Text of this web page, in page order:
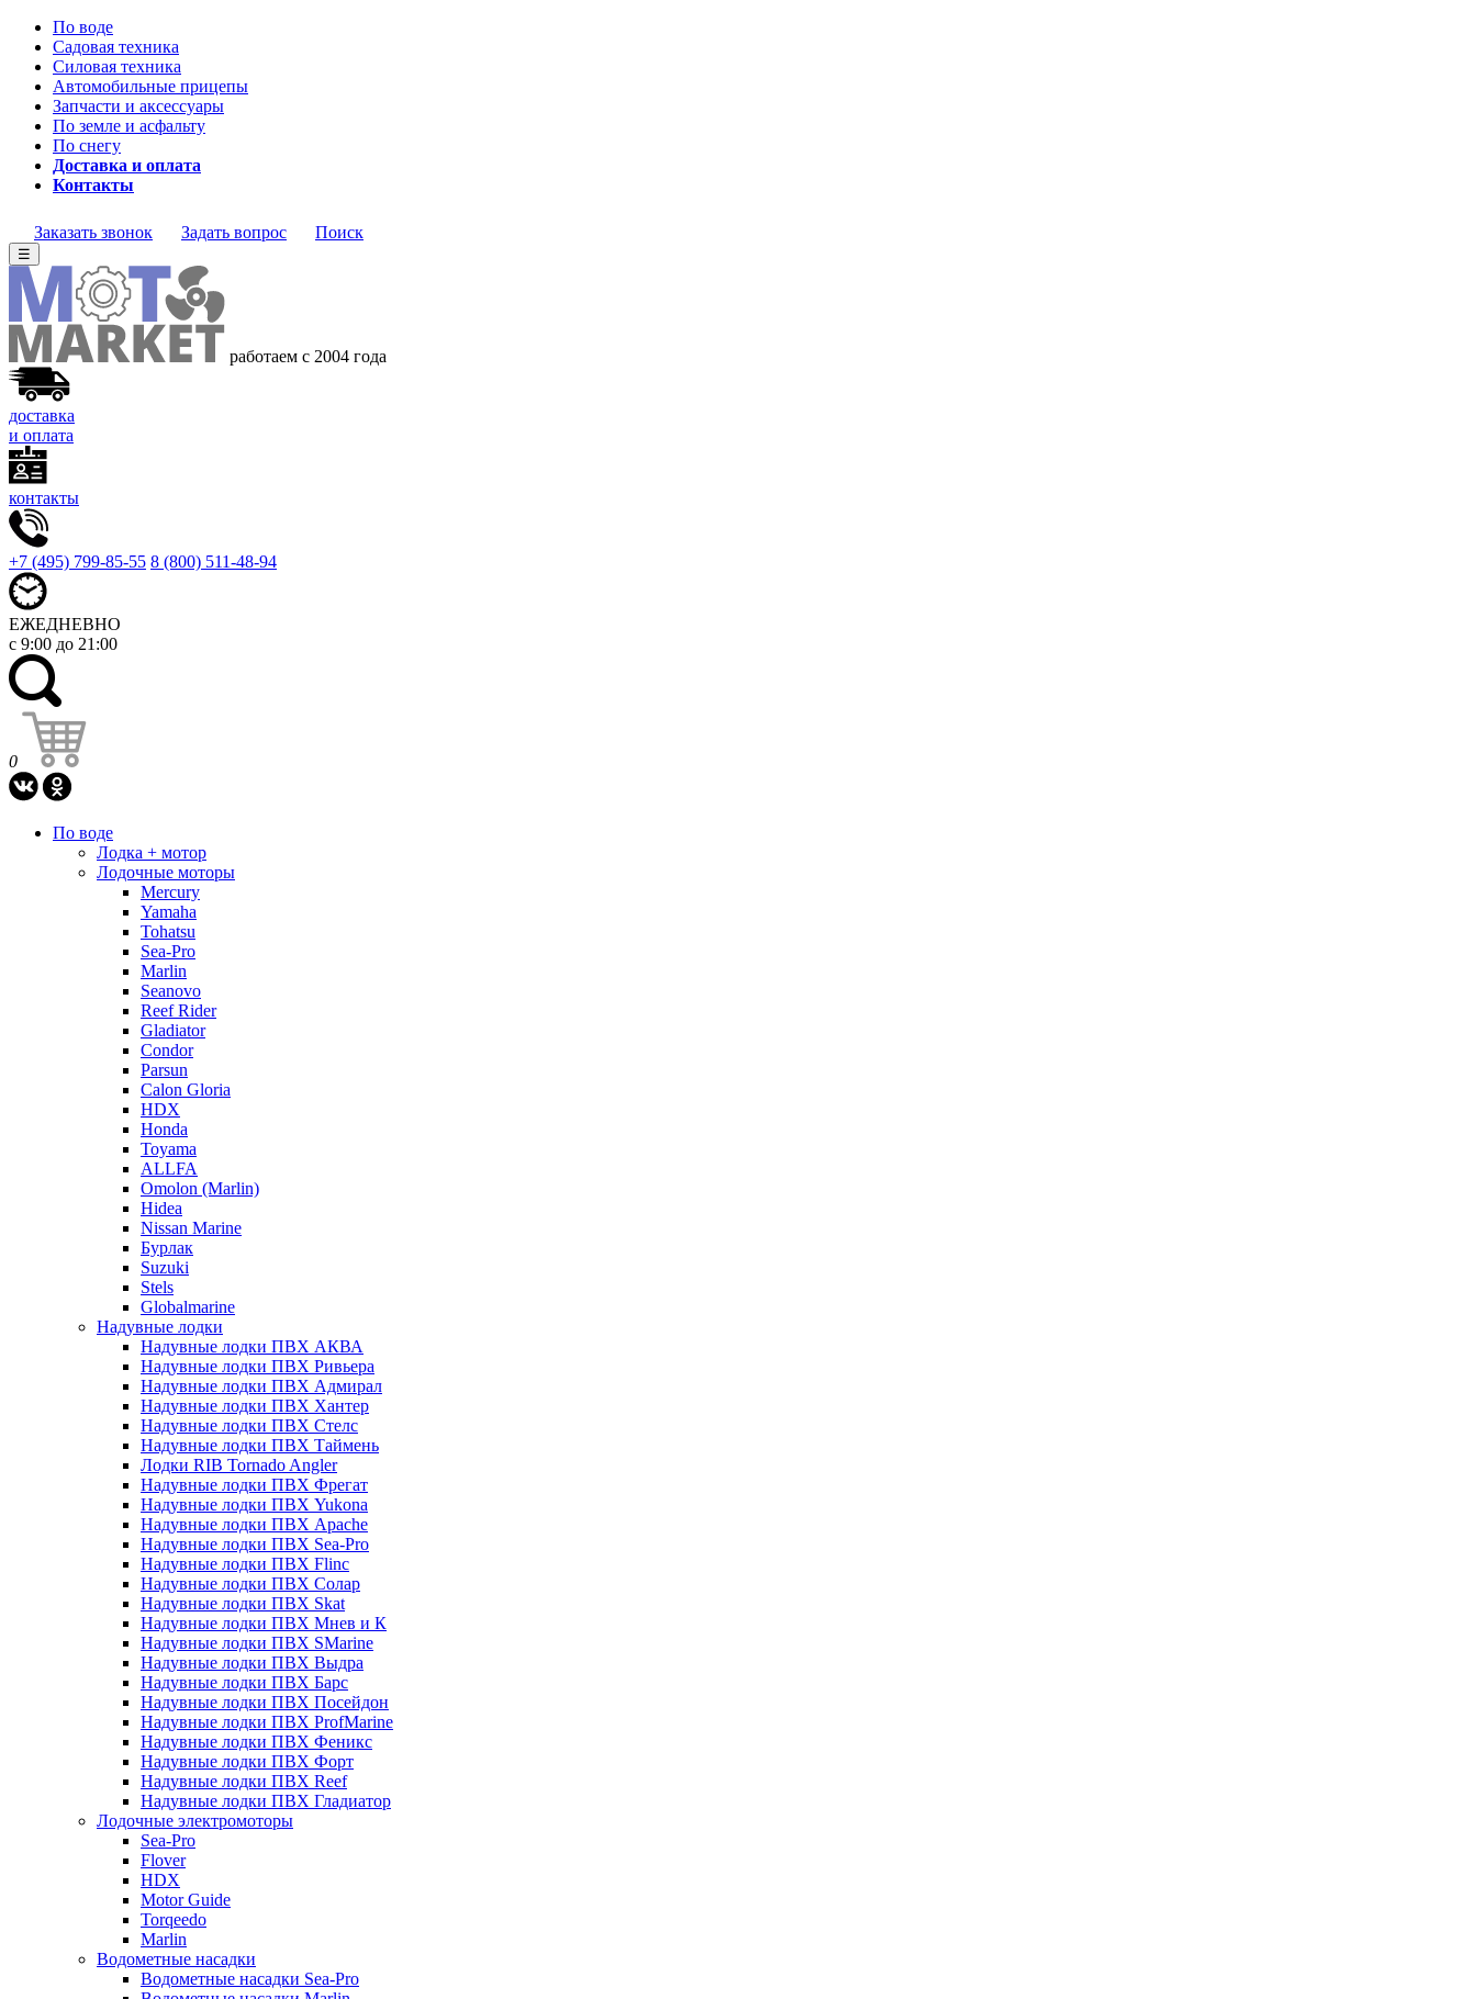
По воде
Садовая техника
Силовая техника
Автомобильные прицепы
Запчасти и аксессуары
По земле и асфальту
По снегу
Доставка и оплата
Контакты
Заказать звонок Задать вопрос Поиск
☰
работаем с 2004 года
доставка
и оплата
контакты
+7 (495) 799-85-55 8 (800) 511-48-94
ЕЖЕДНЕВНО
с 9:00 до 21:00
0
По воде
Лодка + мотор
Лодочные моторы
Mercury
Yamaha
Tohatsu
Sea-Pro
Marlin
Seanovo
Reef Rider
Gladiator
Condor
Parsun
Calon Gloria
HDX
Honda
Toyama
ALLFA
Omolon (Marlin)
Hidea
Nissan Marine
Бурлак
Suzuki
Stels
Globalmarine
Надувные лодки
Надувные лодки ПВХ АКВА
Надувные лодки ПВХ Ривьера
Надувные лодки ПВХ Адмирал
Надувные лодки ПВХ Хантер
Надувные лодки ПВХ Стелс
Надувные лодки ПВХ Таймень
Лодки RIB Tornado Angler
Надувные лодки ПВХ Фрегат
Надувные лодки ПВХ Yukona
Надувные лодки ПВХ Apache
Надувные лодки ПВХ Sea-Pro
Надувные лодки ПВХ Flinc
Надувные лодки ПВХ Солар
Надувные лодки ПВХ Skat
Надувные лодки ПВХ Мнев и К
Надувные лодки ПВХ SMarine
Надувные лодки ПВХ Выдра
Надувные лодки ПВХ Барс
Надувные лодки ПВХ Посейдон
Надувные лодки ПВХ ProfMarine
Надувные лодки ПВХ Феникс
Надувные лодки ПВХ Форт
Надувные лодки ПВХ Reef
Надувные лодки ПВХ Гладиатор
Лодочные электромоторы
Sea-Pro
Flover
HDX
Motor Guide
Torqeedo
Marlin
Водометные насадки
Водометные насадки Sea-Pro